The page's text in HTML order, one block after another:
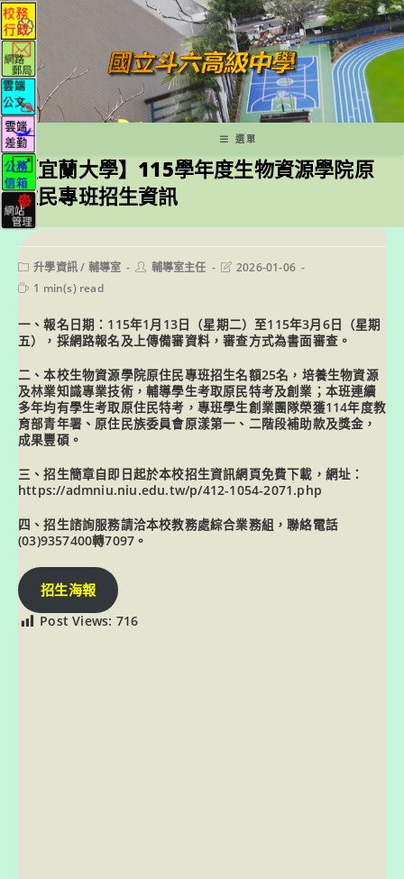
跳
轉
至
主
要
內
容
選單
【宜蘭大學】115學年度生物資源學院原
住民專班招生資訊
Post
category:
升學資訊/ 輔導室
Post輔導室主任
Post2026-01-06
Reading
1 min(s) read
一、報名日期：115年1月13日（星期二）至115年3月6日（星期
五），採網路報名及上傳備審資料，審查方式為書面審查。
二、本校生物資源學院原住民專班招生名額25名，培養生物資源
及林業知識專業技術，輔導學生考取原民特考及創業；本班連續
多年均有學生考取原住民特考，專班學生創業團隊榮獲114年度教
育部青年署、原住民族委員會原漾第一、二階段補助款及獎金，
成果豐碩。
三、招生簡章自即日起於本校招生資訊網頁免費下載，網址：
https://admniu.niu.edu.tw/p/412-1054-2071.php
四、招生諮詢服務請洽本校教務處綜合業務組，聯絡電話
(03)9357400轉7097。
招生海報
Post Views: 716